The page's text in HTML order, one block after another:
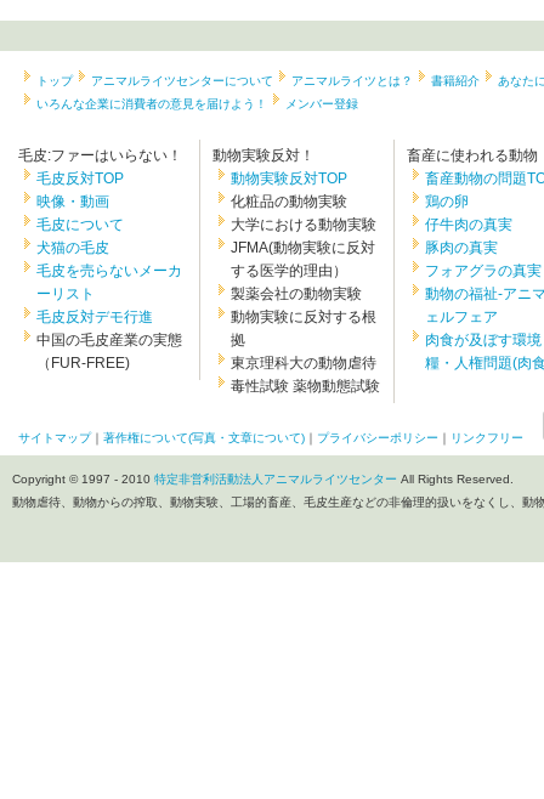
トップ アニマルライツセンターについて アニマルライツとは？ 書籍紹介
あなた
いろんな企業に消費者の意見を届けよう！
メンバー登録
毛皮:ファーはいらない！
毛皮反対TOP
映像・動画
毛皮について
犬猫の毛皮
毛皮を売らないメーカ
ーリスト
毛皮反対デモ行進
中国の毛皮産業の実態
（FUR-FREE)
動物実験反対！
動物実験反対TOP
化粧品の動物実験
大学における動物実験
JFMA(動物実験に反対
する医学的理由）
製薬会社の動物実験
動物実験に反対する根
拠
東京理科大の動物虐待
毒性試験 薬物動態試験
畜産に使われる動物
畜産動物の問題
鶏の卵
仔牛肉の真実
豚肉の真実
フォアグラの真実
動物の福祉-アニ
ェルフェア
肉食が及ぼす環
糧・人権問題(肉
サイトマップ｜ 著作権について(写真・文章について) ｜ プライバシーポリシー ｜ リンクフリー
Copyright © 1997 - 2010 特定非営利活動法人アニマルライツセンター All Rights Reserved.
動物虐待、動物からの搾取、動物実験、工場的畜産、毛皮生産などの非倫理的扱いをなくし、